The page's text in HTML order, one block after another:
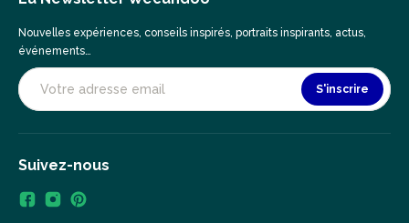
Nouvelles expériences, conseils inspirés, portraits inspirants, actus,
événements…
S'inscrire
Suivez-nous